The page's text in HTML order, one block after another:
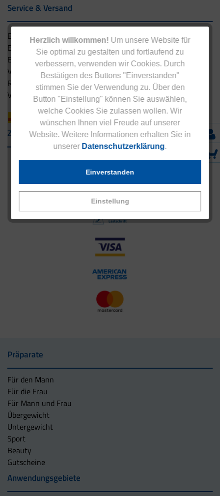
Herzlich willkommen! Um unsere Website für
Sie optimal zu gestalten und fortlaufend zu
verbessern, verwenden wir Cookies. Durch
Bestätigen des Buttons "Einverstanden"
stimmen Sie der Verwendung zu. Über den
Button "Einstellung" können Sie auswählen,
welche Cookies Sie zulassen wollen. Wir
wünschen Ihnen viel Freude auf unserer
Website. Weitere Informationen erhalten Sie in
unserer Datenschutzerklärung.
Einstellung
Einverstanden
Service & Versand
Eucell Gesundheitsservice
Eucell Ernährungscoach
Eucell Fitness Coach
Versandbedingungen
Rücksendung
Versandpartner innerhalb Deutschlands
Zahlungsarten
Präparate
Für den Mann
Für die Frau
Für Mann und Frau
Übergewicht
Untergewicht
Sport
Beauty
Gutscheine
Anwendungsgebiete